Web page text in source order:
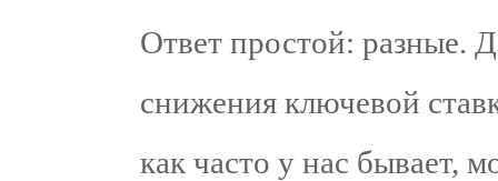
Ответ простой: разные.
снижения ключевой
как часто у нас бывает,